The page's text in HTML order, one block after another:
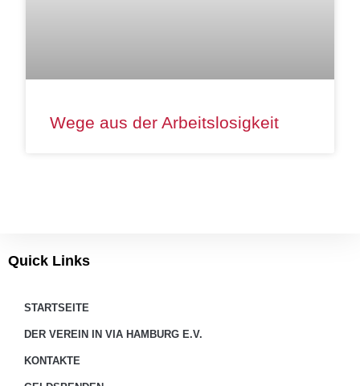
Wege aus der Arbeitslosigkeit
Quick Links
STARTSEITE
DER VEREIN IN VIA HAMBURG E.V.
KONTAKTE